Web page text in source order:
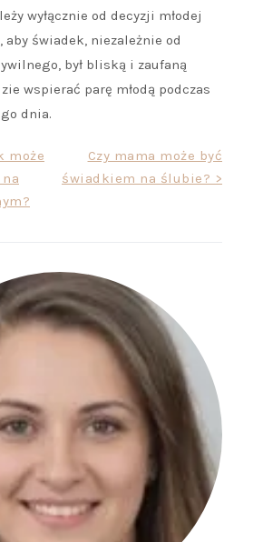
wyłącznie od decyzji młodej
aby świadek, niezależnie od
był bliską i zaufaną
wspierać parę młodą podczas
dnia.
może
Czy mama może być
świadkiem na ślubie? >